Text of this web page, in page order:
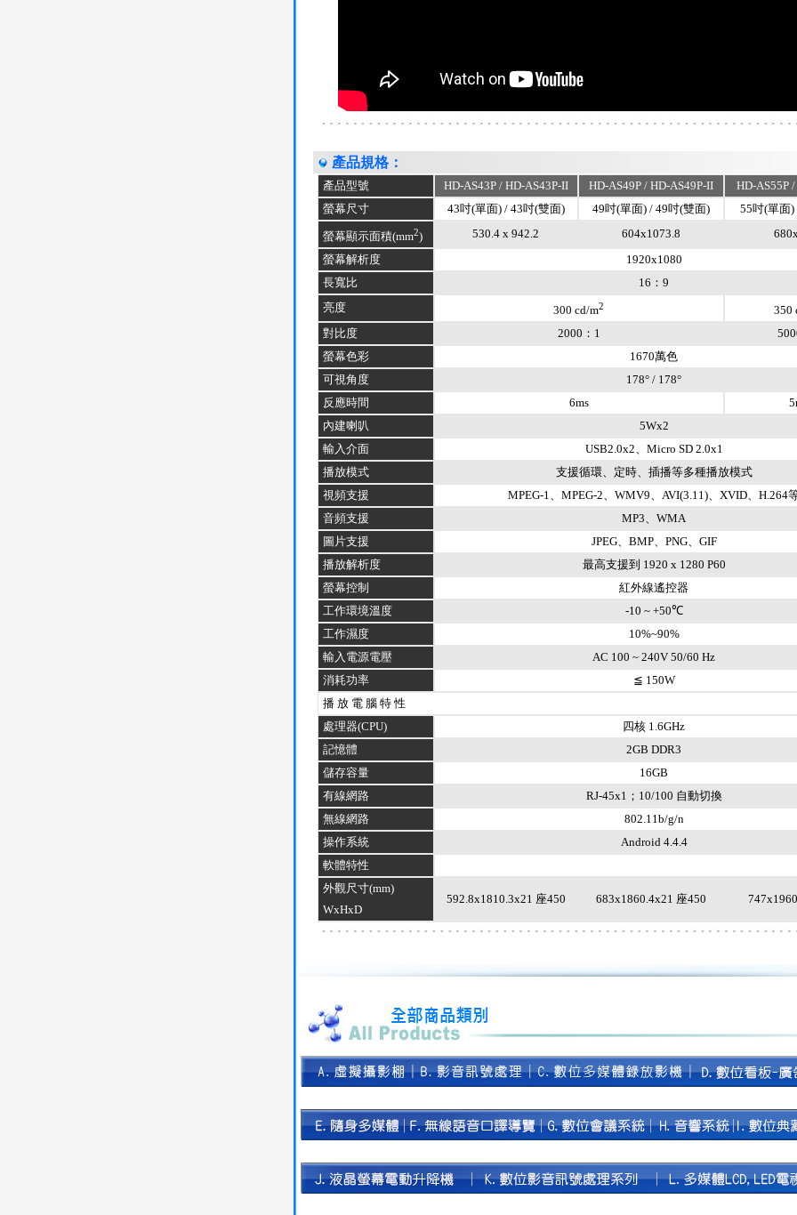
產品規格：
產品型號 HD-AS43P / HD-AS43P-II HD-AS49P / HD-AS49P-II
HD-AS55P
螢幕尺寸
43吋(單面) / 43吋(雙面) 49吋(單面) / 49吋(雙面) 55吋(單面
螢幕顯示面積(mm2) 530.4 x 942.2 604x1073.8
螢幕解析度
1920x1080
長寬比
16：9
亮度
300 cd/m2
350
對比度
2000：1
螢幕色彩
1670萬色
可視角度
178° / 178°
反應時間
6ms
內建喇叭
5Wx2
輸入介面
USB2.0x2、Micro SD 2.0x1
播放模式
支援循環、定時、插播等多種播放模式
視頻支援
MPEG-1、MPEG-2、WMV9、AVI(3.11)、XVID、H.264
音頻支援
MP3、WMA
圖片支援
JPEG、BMP、PNG、GIF
播放解析度
最高支援到 1920 x 1280 P60
螢幕控制
紅外線遙控器
工作環境溫度
-10 ~ +50℃
工作濕度
10%~90%
輸入電源電壓
AC 100 ~ 240V 50/60 Hz
消耗功率
≦ 150W
播 放 電 腦 特 性
處理器(CPU)
四核 1.6GHz
記憶體
2GB DDR3
儲存容量
16GB
有線網路
RJ-45x1；10/100 自動切換
無線網路
802.11b/g/n
操作系統
Android 4.4.4
軟體特性
外觀尺寸(mm)
WxHxD
592.8x1810.3x21 座450 683x1860.4x21 座450